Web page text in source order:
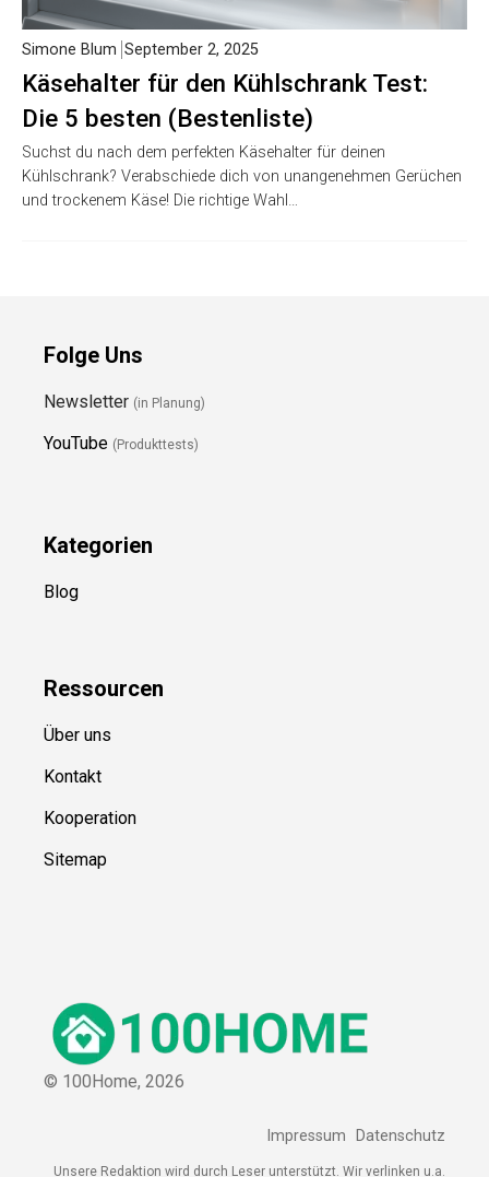
Käsehalter für den Kühlschrank Test:
Die 5 besten (Bestenliste)
Simone Blum September 2, 2025
Suchst du nach dem perfekten Käsehalter für deinen
Kühlschrank? Verabschiede dich von unangenehmen Gerüchen
und trockenem Käse! Die richtige Wahl…
Folge Uns
Newsletter (in Planung)
YouTube (Produkttests)
Kategorien
Blog
Ressourcen
Über uns
Kontakt
Kooperation
Sitemap
© 100Home, 2026
Impressum Datenschutz
Unsere Redaktion wird durch Leser unterstützt. Wir verlinken u.a.